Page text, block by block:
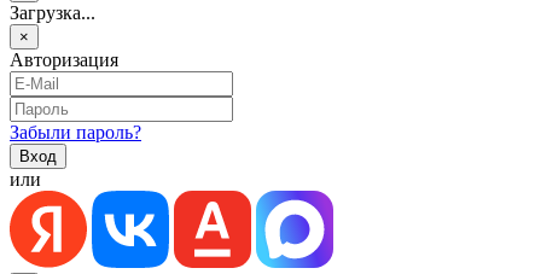
Загрузка...
×
Авторизация
Забыли пароль?
или